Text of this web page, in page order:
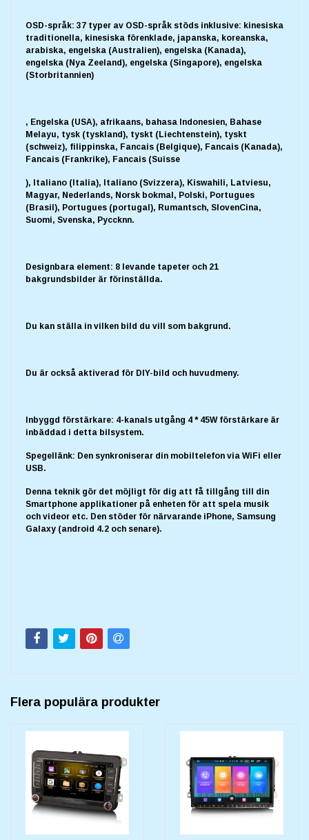
OSD-språk: 37 typer av OSD-språk stöds inklusive: kinesiska
traditionella, kinesiska förenklade, japanska, koreanska,
arabiska, engelska (Australien), engelska (Kanada),
engelska (Nya Zeeland), engelska (Singapore), engelska
(Storbritannien)
, Engelska (USA), afrikaans, bahasa Indonesien, Bahase
Melayu, tysk (tyskland), tyskt (Liechtenstein), tyskt
(schweiz), filippinska, Fancais (Belgique), Fancais (Kanada),
Fancais (Frankrike), Fancais (Suisse
), Italiano (Italia), Italiano (Svizzera), Kiswahili, Latviesu,
Magyar, Nederlands, Norsk bokmal, Polski, Portugues
(Brasil), Portugues (portugal), Rumantsch, SlovenCina,
Suomi, Svenska, Pyccknn.
Designbara element: 8 levande tapeter och 21
bakgrundsbilder är förinställda.
Du kan ställa in vilken bild du vill som bakgrund.
Du är också aktiverad för DIY-bild och huvudmeny.
Inbyggd förstärkare: 4-kanals utgång 4 * 45W förstärkare är
inbäddad i detta bilsystem.
Spegellänk: Den synkroniserar din mobiltelefon via WiFi eller
USB.
Denna teknik gör det möjligt för dig att få tillgång till din
Smartphone applikationer på enheten för att spela musik
och videor etc. Den stöder för närvarande iPhone, Samsung
Galaxy (android 4.2 och senare).
Flera populära produkter